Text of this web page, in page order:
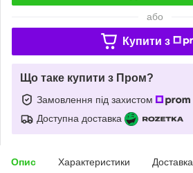
або
Купити з
Що таке купити з Пром?
Замовлення під захистом
Доступна доставка
Опис Характеристики Доставка